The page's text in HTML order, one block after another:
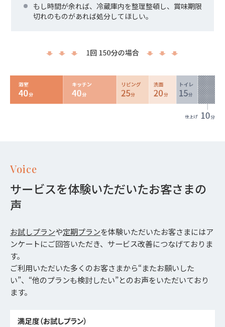
もし時間が余れば、冷蔵庫内を整理整頓し、賞味期限
切れのものがあれば処分してほしい。
Voice
サービスを体験いただいたお客さまの
声
お試しプランや定期プランを体験いただいたお客さまにはア
ンケートにご回答いただき、サービス改善につなげておりま
す。
ご利用いただいた多くのお客さまから“またお願いした
い”、“他のプランも検討したい”とのお声をいただいており
ます。